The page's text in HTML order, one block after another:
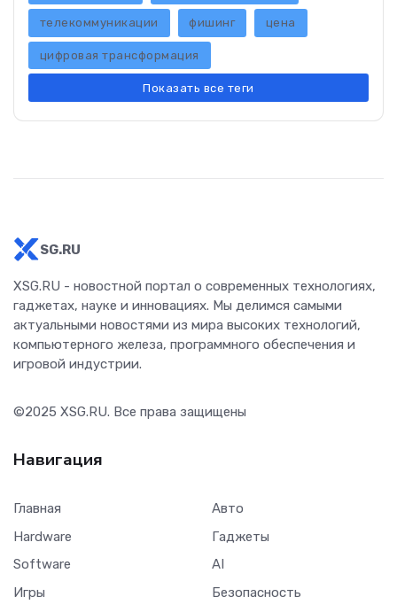
телекоммуникации фишинг цена
цифровая трансформация
Показать все теги
SG.RU
XSG.RU - новостной портал о современных технологиях,
гаджетах, науке и инновациях. Мы делимся самыми
актуальными новостями из мира высоких технологий,
компьютерного железа, программного обеспечения и
игровой индустрии.
©2025 XSG.RU. Все права защищены
Навигация
Главная
Hardware
Software
Игры
Авто
Гаджеты
AI
Безопасность